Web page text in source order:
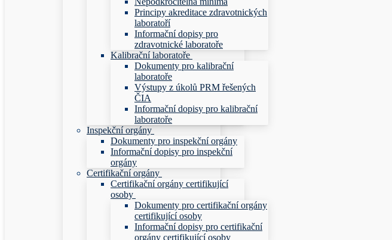
Principy akreditace zdravotnických
laboratoří
Informační dopisy pro
zdravotnické laboratoře
Kalibrační laboratoře
Dokumenty pro kalibrační
laboratoře
Výstupy z úkolů PRM řešených
ČIA
Informační dopisy pro kalibrační
laboratoře
Inspekční orgány
Dokumenty pro inspekční orgány
Informační dopisy pro inspekční
orgány
Certifikační orgány
Certifikační orgány certifikující
osoby
Dokumenty pro certifikační orgány
certifikující osoby
Informační dopisy pro certifikační
orgány certifikující osoby